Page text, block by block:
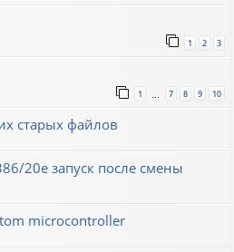
1 2 3
1 7 8 9 10
старых файлов
20e запуск после смены
microcontroller